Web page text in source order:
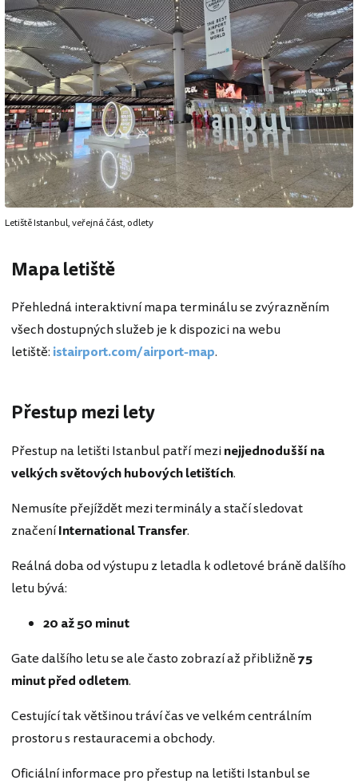
Letiště Istanbul, veřejná část, odlety
Mapa letiště
Přehledná interaktivní mapa terminálu se zvýrazněním
všech dostupných služeb je k dispozici na webu
letiště: istairport.com/airport-map.
Přestup mezi lety
Přestup na letišti Istanbul patří mezinejjednodušší na
velkých světových hubových letištích.
Nemusíte přejíždět mezi terminály a stačí sledovat
značeníInternational Transfer.
Reálná doba od výstupu z letadla k odletové bráně dalšího
letu bývá:
20 až 50 minut
Gate dalšího letu se ale často zobrazí až přibližně75
minut před odletem.
Cestující tak většinou tráví čas ve velkém centrálním
prostoru s restauracemi a obchody.
Oficiální informace pro přestup na letišti Istanbul se